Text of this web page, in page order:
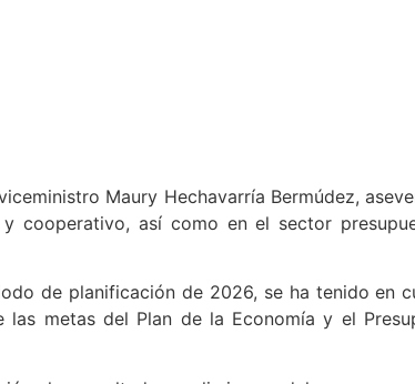
Maury Hechavarría Bermúdez,
y cooperativo, así como en el sector
de planificación de 2026, se ha tenido en
metas del Plan de la Economía y el